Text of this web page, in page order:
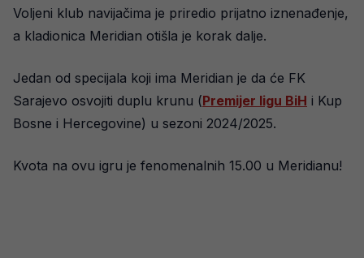
Voljeni klub navijačima je priredio prijatno iznenađenje,
a kladionica Meridian otišla je korak dalje.
Jedan od specijala koji ima Meridian je da će FK
Sarajevo osvojiti duplu krunu (Premijer ligu BiH i Kup
Bosne i Hercegovine) u sezoni 2024/2025.
Kvota na ovu igru je fenomenalnih 15.00 u Meridianu!